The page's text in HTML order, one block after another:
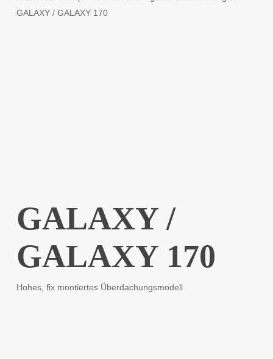
GALAXY / GALAXY 170
GALAXY /
GALAXY 170
Hohes, fix montiertes Überdachungsmodell